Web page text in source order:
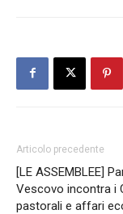
Articolo precedente
[LE ASSEMBLEE]
Vescovo incontra i
pastorali e affari